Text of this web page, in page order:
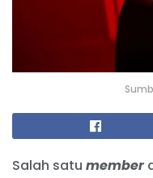
Salah satu member